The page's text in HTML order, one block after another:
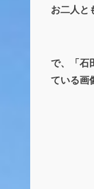
お二人と
で、「石
ている画